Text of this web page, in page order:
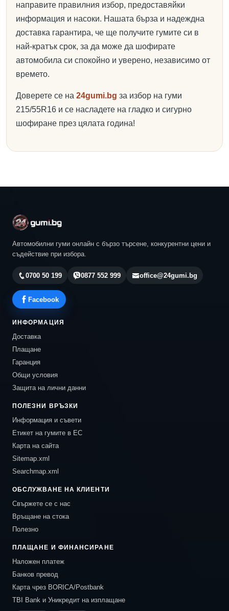
направите правилния избор, предоставяйки
информация и насоки. Нашата бърза и надеждна
доставка гарантира, че ще получите гумите си в
най-кратък срок, за да може да шофирате
автомобила си спокойно и уверено, независимо от
времето.
Доверете се на 24gumi.bg за избор на гуми
215/55R16 и се насладете на гладко и сигурно
шофиране през цялата година!
Автомобилни гуми онлайн с бързо търсене, конкурентни цени и
съдействие при избора.
0700 50 199 0877 552 999 office@24gumi.bg
Facebook
ИНФОРМАЦИЯ
Доставка
Плащане
Гаранция
Общи условия
Защита на лични данни
ПОЛЕЗНИ ВРЪЗКИ
Информация и съвети
Етикет на гумите в ЕС
Карта на сайта
Sitemap.xml
Searchmap.xml
ОБСЛУЖВАНЕ НА КЛИЕНТИ
Свържете се с нас
Връщане на стока
Полезно
ПЛАЩАНЕ И ФИНАНСИРАНЕ
Наложен платеж
Банков превод
Карта чрез BORICA/Postbank
TBI Bank и Уникредит на изплащане